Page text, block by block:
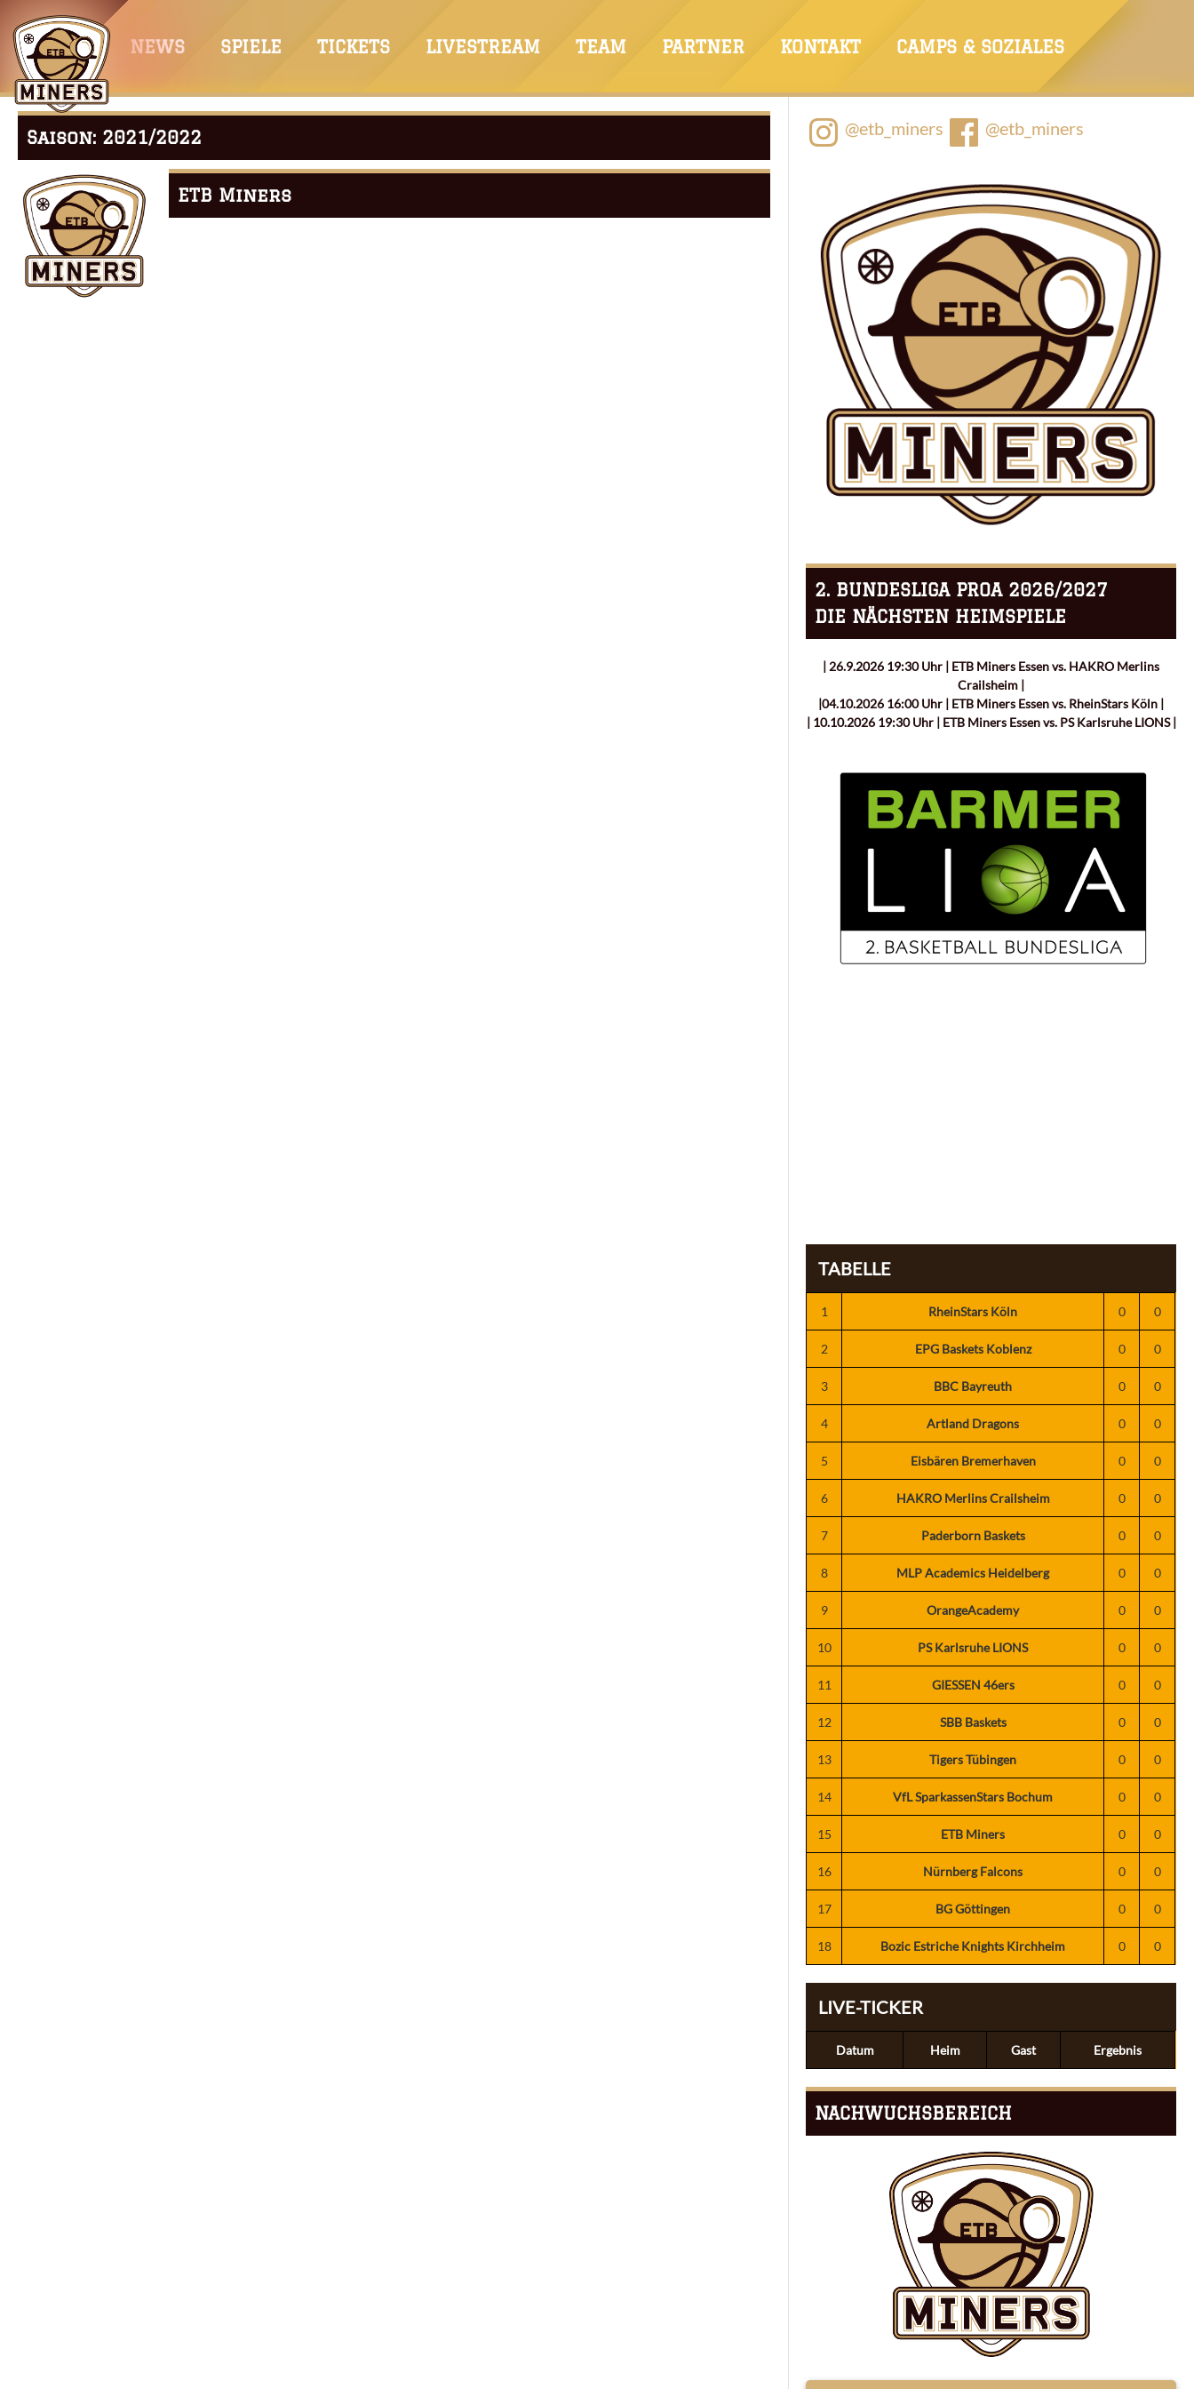
zum
Inhalt
NEWS SPIELE TICKETS LIVESTREAM TEAM PARTNER KONTAKT CAMPS & SOZIALES
Saison: 2021/2022
ETB Miners
@etb_miners @etb_miners
2. BUNDESLIGA PROA 2026/2027
DIE NÄCHSTEN HEIMSPIELE
| 26.9.2026 19:30 Uhr | ETB Miners Essen vs. HAKRO Merlins
Crailsheim |
|04.10.2026 16:00 Uhr | ETB Miners Essen vs. RheinStars Köln |
| 10.10.2026 19:30 Uhr | ETB Miners Essen vs. PS Karlsruhe LIONS |
TABELLE
1 RheinStars Köln 0 0
2 EPG Baskets Koblenz 0 0
3 BBC Bayreuth 0 0
4 Artland Dragons 0 0
5 Eisbären Bremerhaven 0 0
6 HAKRO Merlins Crailsheim 0 0
7 Paderborn Baskets 0 0
8 MLP Academics Heidelberg 0 0
9 OrangeAcademy 0 0
10 PS Karlsruhe LIONS 0 0
11 GIESSEN 46ers 0 0
12 SBB Baskets 0 0
13 Tigers Tübingen 0 0
14 VfL SparkassenStars Bochum 0 0
15 ETB Miners 0 0
16 Nürnberg Falcons 0 0
17 BG Göttingen 0 0
18 Bozic Estriche Knights Kirchheim 0 0
LIVE-TICKER
Datum Heim Gast Ergebnis
NACHWUCHSBEREICH